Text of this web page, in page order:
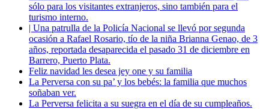
sólo para los visitantes extranjeros, sino también para el
turismo interno.
| Una patrulla de la Policía Nacional se llevó por segunda
ocasión a Rafael Rosario, tío de la niña Brianna Genao, de 3
años, reportada desaparecida el pasado 31 de diciembre en
Barrero, Puerto Plata.
Feliz navidad les desea jey one y su familia
La Perversa con su pa’ y los bebés: la familia que muchos
soñaban ver.
La Perversa felicita a su suegra en el día de su cumpleaños.